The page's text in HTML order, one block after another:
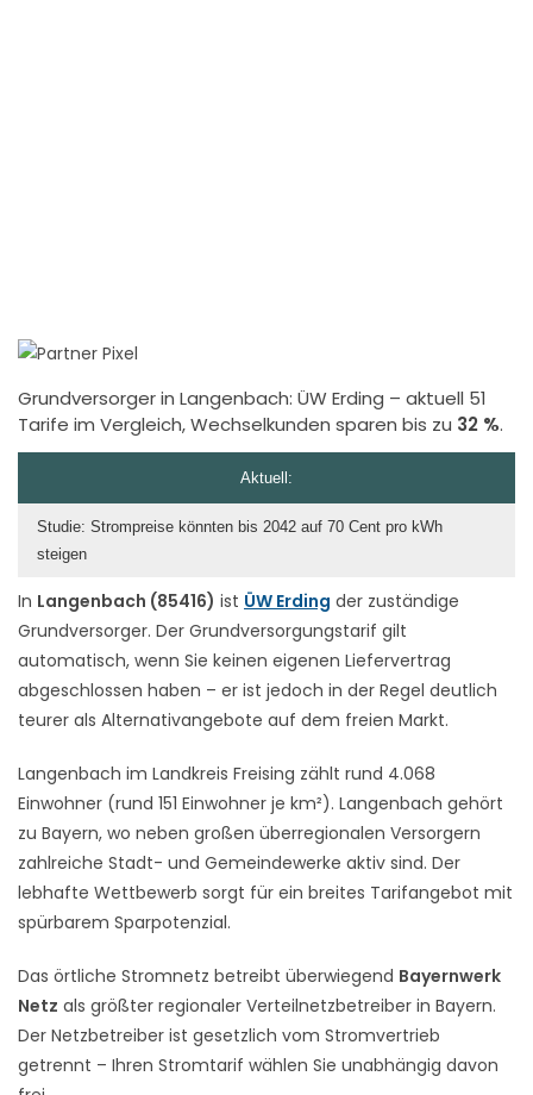
Grundversorger in Langenbach: ÜW Erding – aktuell 51
Tarife im Vergleich, Wechselkunden sparen bis zu 32 %.
In Langenbach (85416) ist ÜW Erding der zuständige
Grundversorger. Der Grundversorgungstarif gilt
automatisch, wenn Sie keinen eigenen Liefervertrag
abgeschlossen haben – er ist jedoch in der Regel deutlich
teurer als Alternativangebote auf dem freien Markt.
Langenbach im Landkreis Freising zählt rund 4.068
Einwohner (rund 151 Einwohner je km²). Langenbach gehört
zu Bayern, wo neben großen überregionalen Versorgern
zahlreiche Stadt- und Gemeindewerke aktiv sind. Der
lebhafte Wettbewerb sorgt für ein breites Tarifangebot mit
spürbarem Sparpotenzial.
Das örtliche Stromnetz betreibt überwiegend Bayernwerk
Netz als größter regionaler Verteilnetzbetreiber in Bayern.
Der Netzbetreiber ist gesetzlich vom Stromvertrieb
getrennt – Ihren Stromtarif wählen Sie unabhängig davon
Aktuell:
Studie: Strompreise könnten bis 2042 auf 70 Cent pro kWh
steigen